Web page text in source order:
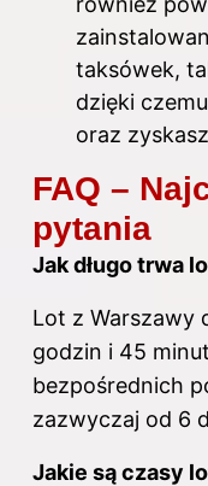
taksówek,
dzięki
oraz
FAQ –
pytania
Jak długo trwa
Lot z Warszawy
godzin i 45
bezpośrednich
zazwyczaj od 6
Jakie są czasy